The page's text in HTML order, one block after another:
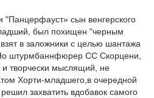
сын венгерского
был похищен "черным
в заложники с целью шантажа
штурмбаннфюрер СС Скорцени,
и творчески мыслящий, не
Хорти-младшего,в очередной
захватить вдобавок самого